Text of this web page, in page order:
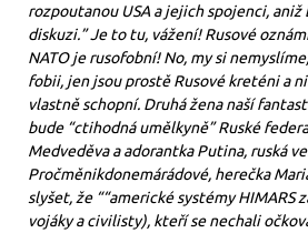
rozpoutanou USA a jejich spojenci, aniž
diskuzi.” Je to tu, vážení! Rusové
NATO je rusofobní! No, my si
fobii, jen jsou prostě Rusové kreténi a
vlastně schopní. Druhá žena naší
bude “ctihodná umělkyně” Ruské
Medveděva a adorantka Putina, ruská
Pročměnikdonemárádové, herečka
slyšet, že ““americké systémy HIMARS
vojáky a civilisty), kteří se nechali